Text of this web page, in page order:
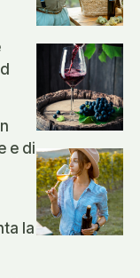
e di
la